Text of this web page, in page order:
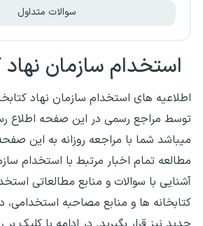
سوالات متداول
استخدام سازمان نهاد
اطلاعیه های استخدام سازمان نهاد
توسط مراجع رسمی در این صفحه اطلاع
میباشد شما با مراجعه روزانه به این
مطالعه تمام اخبار مرتبط با استخدام
آشنایی با سوالات و منابع مطالعاتی
کتابخانه ها و منابع مصاحبه استخدامی،